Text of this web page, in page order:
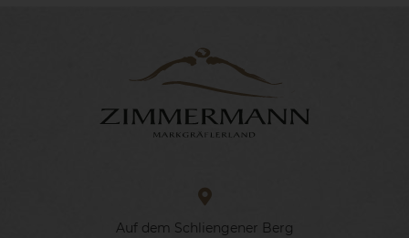
Auf dem Schliengener Berg